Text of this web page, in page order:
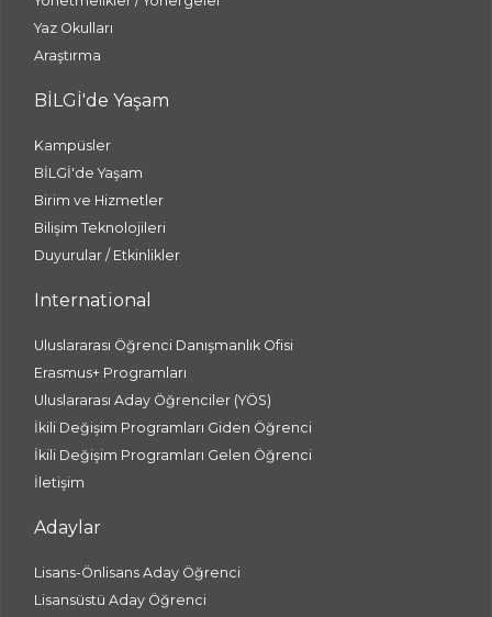
Yaz Okulları
Araştırma
BİLGİ'de Yaşam
Kampüsler
BİLGİ'de Yaşam
Birim ve Hizmetler
Bilişim Teknolojileri
Duyurular / Etkinlikler
International
Uluslararası Öğrenci Danışmanlık Ofisi
Erasmus+ Programları
Uluslararası Aday Öğrenciler (YÖS)
İkili Değişim Programları Giden Öğrenci
İkili Değişim Programları Gelen Öğrenci
İletişim
Adaylar
Lisans-Önlisans Aday Öğrenci
Lisansüstü Aday Öğrenci